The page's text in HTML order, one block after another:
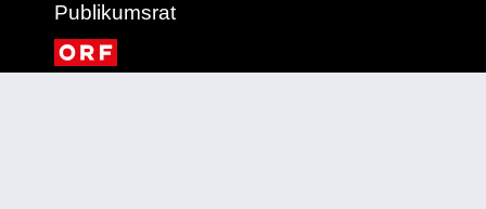
Publikumsrat